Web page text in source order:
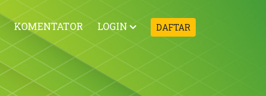
KOMENTATOR LOGIN DAFTAR